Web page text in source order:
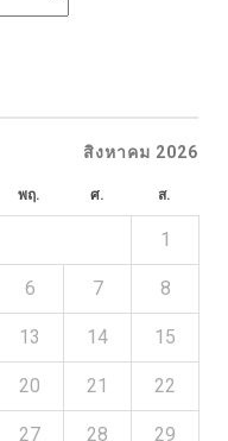
สิงหาคม 2026
พฤ. ศ. ส.
1
6 7 8
13 14 15
20 21 22
27 28 29